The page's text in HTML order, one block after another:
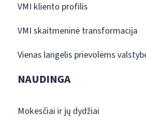
VMI kliento profilis
VMI skaitmeninė transformacija
Vienas langelis prievolėms
NAUDINGA
Mokesčiai ir jų dydžiai